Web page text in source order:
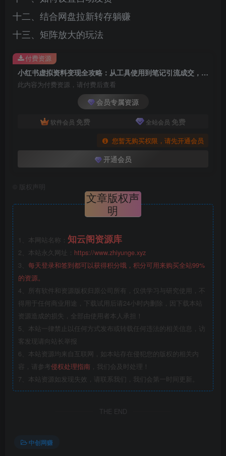
十二、结合网盘拉新转存躺赚
十三、矩阵放大的玩法
小红书虚拟资料变现全攻略：从工具使用到笔记引流成交，一套 SOP 打通完整赚钱流程
此内容为付费资源，请付费后查看
会员专属资源
软件会员 免费 全站会员 免费
您暂无购买权限，请先开通会员
开通会员
付费资源
版权声明
文章版权声
明
1、本网站名称： 知云阁资源库
2、本站永久网址： https://www.zhiyunge.xyz
3、 每天登录和签到都可以获得积分哦，积分可用来购买全站99%
的资源。
4、所有软件和资源版权归原公司所有，仅供学习与研究使用，不
得用于任何商业用途，下载试用后请24小时内删除，因下载本站
资源造成的损失，全部由使用者本人承担！
5、本站一律禁止以任何方式发布或转载任何违法的相关信息，访
客发现请向站长举报
6、本站资源均来自互联网，如本站存在侵犯您的版权的相关内
容，请参考侵权处理指南 ，我们会及时处理！
7、本站资源如发现失效，请联系我们，我们会第一时间更新。
THE END
中创网赚